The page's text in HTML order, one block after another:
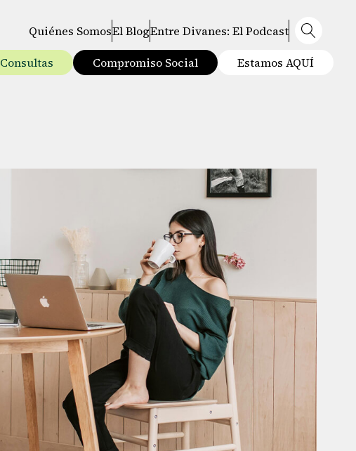
Quiénes SomosEl BlogEntre Divanes: El Podcast
Consultas Compromiso Social Estamos AQUÍ